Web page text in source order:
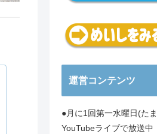
運営コンテンツ
●月に1回第一水曜日(た
YouTubeライブで放送中